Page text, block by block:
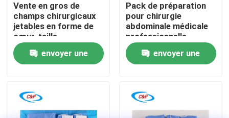
Contrôle de la qualité
Nous contacter
Les affaires
Vente en gros de
champs chirurgicaux
jetables en forme de
cœur, taille
personnalisée, pour
chirurgie
cardiovasculaire
envoyer une
Pack de préparation
pour chirurgie
abdominale médicale
professionnelle
Fabricant certifié CE
envoyer une